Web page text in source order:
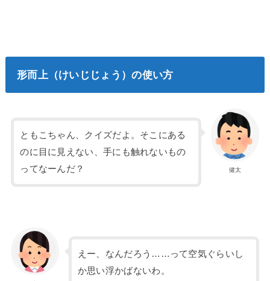
形而上（けいじじょう）の使い方
健太
ともこちゃん、クイズだよ。そこにある
のに目に見えない、手にも触れないもの
ってなーんだ？
えー、なんだろう……って空気ぐらいし
か思い浮かばないわ。